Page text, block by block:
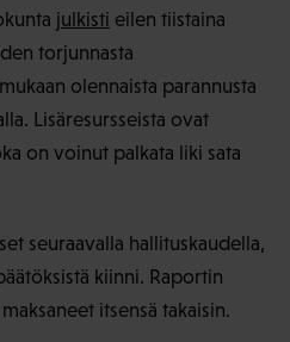
julkisti eilen tiistaina
torjunnasta
olennaista parannusta
Lisäresursseista ovat
on voinut palkata liki sata
seuraavalla hallituskaudella,
kiinni. Raportin
itsensä takaisin.